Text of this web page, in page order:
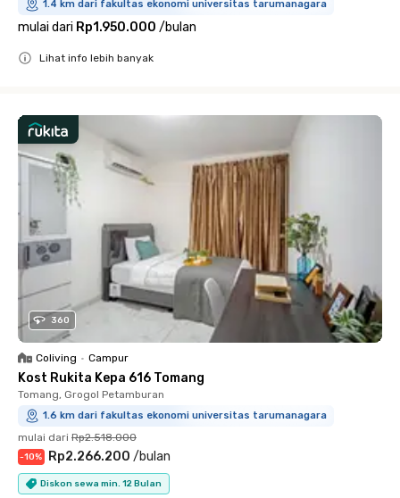
1.4 km dari fakultas ekonomi universitas tarumanagara
mulai dari Rp1.950.000 /bulan
Lihat info lebih banyak
360
Coliving • Campur
Kost Rukita Kepa 616 Tomang
Tomang, Grogol Petamburan
1.6 km dari fakultas ekonomi universitas tarumanagara
mulai dari Rp2.518.000
-10% Rp2.266.200 /bulan
Diskon sewa min. 12 Bulan